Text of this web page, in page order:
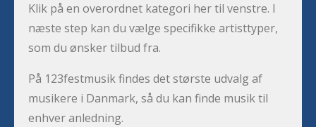
Klik på en overordnet kategori her til venstre. I
næste step kan du vælge specifikke artisttyper,
som du ønsker tilbud fra.
På 123festmusik findes det største udvalg af
musikere i Danmark, så du kan finde musik til
enhver anledning.